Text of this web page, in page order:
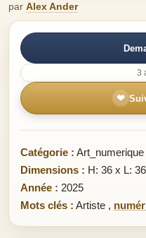
par Alex Ander
3
❤
Catégorie :
Dimensions : H: 36 x L: 36
Année : 2025
Mots clés : Artiste ,